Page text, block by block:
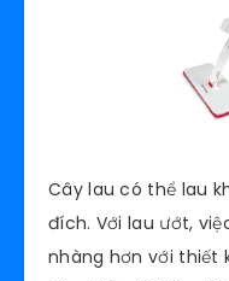
Cây lau có thể lau
đích. Với lau ướt,
nhàng hơn với thiết